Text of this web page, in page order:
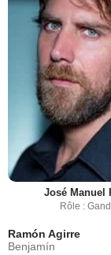
José Manuel
Rôle :
Ramón Agirre
Benjamín